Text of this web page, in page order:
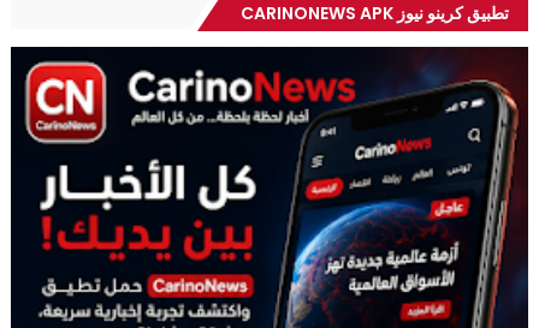
تطبيق كرينو نيوز CARINONEWS APK